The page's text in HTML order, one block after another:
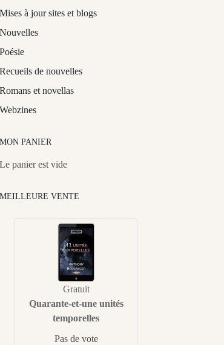
Mises à jour sites et blogs
Nouvelles
Poésie
Recueils de nouvelles
Romans et novellas
Webzines
MON PANIER
Le panier est vide
MEILLEURE VENTE
Gratuit
Quarante-et-une unités
temporelles
Pas de vote